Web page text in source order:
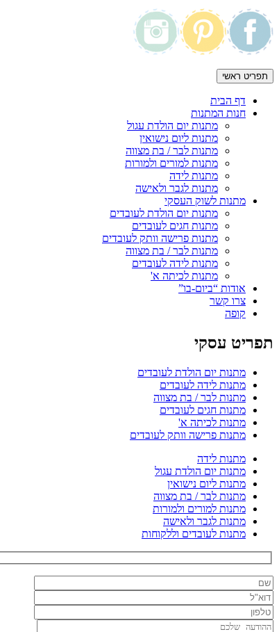
תפריט ראשי
דף הבית
חנות המתנות
מתנות יום הולדת עגול
מתנות ליום נישואין
מתנות לבר / בת מצווה
מתנות למורים ולמורות
מתנות לידה
מתנות לגבר ולאישה
מתנות לשוק העסקי
מתנות יום הולדת לעובדים
מתנות חגים לעובדים
מתנות פרישה וותק לעובדים
מתנות לבר / בת מצווה
מתנות לידה לעובדים
מתנות לכיתה א'
אודות “ביום-בו”
צרו קשר
קופה
תפריט עסקי
מתנות יום הולדת לעובדים
מתנות לידה לעובדים
מתנות לבר / בת מצווה
מתנות חגים לעובדים
מתנות לכיתה א'
מתנות פרישה וותק לעובדים
מתנות לידה
מתנות יום הולדת עגול
מתנות ליום נישואין
מתנות לבר / בת מצווה
מתנות למורים ולמורות
מתנות לגבר ולאישה
מתנות לעובדים וללקוחות